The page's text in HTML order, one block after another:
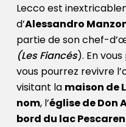
Lecco est
d’Alessandro
partie de son chef-
(Les Fiancés). En
vous pourrez revivre
visitant la maison de
nom, l’église de Don
bord du lac